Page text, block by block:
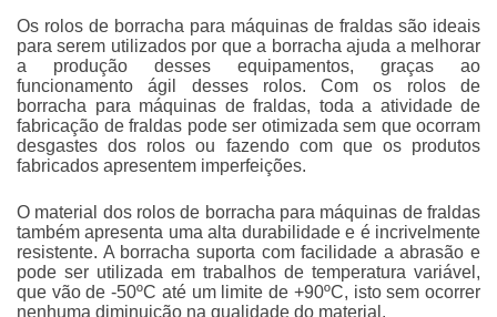
Os rolos de borracha para máquinas de fraldas são ideais
para serem utilizados por que a borracha ajuda a melhorar
a produção desses equipamentos, graças ao
funcionamento ágil desses rolos. Com os rolos de
borracha para máquinas de fraldas, toda a atividade de
fabricação de fraldas pode ser otimizada sem que ocorram
desgastes dos rolos ou fazendo com que os produtos
fabricados apresentem imperfeições.
O material dos rolos de borracha para máquinas de fraldas
também apresenta uma alta durabilidade e é incrivelmente
resistente. A borracha suporta com facilidade a abrasão e
pode ser utilizada em trabalhos de temperatura variável,
que vão de -50ºC até um limite de +90ºC, isto sem ocorrer
nenhuma diminuição na qualidade do material.